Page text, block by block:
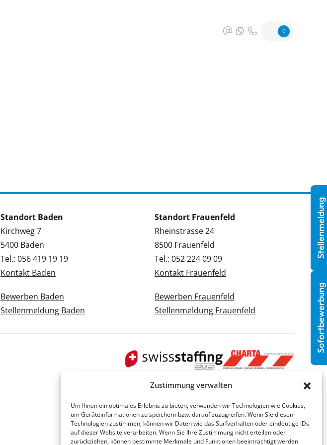
Zustimmung verwalten
Um Ihnen ein optimales Erlebnis zu bieten, verwenden wir Technologien wie Cookies,
um Geräteinformationen zu speichern bzw. darauf zuzugreifen. Wenn Sie diesen
Technologien zustimmen, können wir Daten wie das Surfverhalten oder eindeutige IDs
auf dieser Website verarbeiten. Wenn Sie Ihre Zustimmung nicht erteilen oder
zurückziehen, können bestimmte Merkmale und Funktionen beeinträchtigt werden.
0
Standort Baden
Kirchweg 7
5400 Baden
Tel.: 056 419 19 19
Kontakt Baden
Bewerben Baden
Stellenmeldung Baden
Standort Frauenfeld
Rheinstrasse 24
8500 Frauenfeld
Tel.: 052 224 09 09
Kontakt Frauenfeld
Bewerben Frauenfeld
Stellenmeldung Frauenfeld
Sofortbewerbung
Stellenmeldung